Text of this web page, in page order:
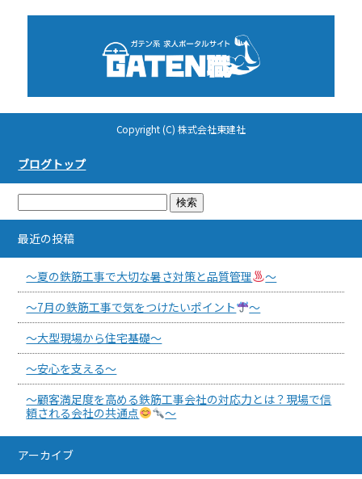
Copyright (C) 株式会社東建社
ブログトップ
最近の投稿
～夏の鉄筋工事で大切な暑さ対策と品質管理
～
～7月の鉄筋工事で気をつけたいポイント
～
～大型現場から住宅基礎～
～安心を支える～
～顧客満足度を高める鉄筋工事会社の対応力とは？現場で信
頼される会社の共通点
～
アーカイブ